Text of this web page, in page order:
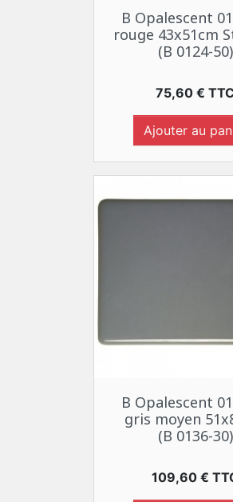
Aperçu
B Opalescent
rouge 43x51cm
(B 0124-50)
Prix
75,60 €
Ajouter au
Aperçu
B Opalescent
gris moyen
(B 0136-30)
Prix
109,60 €